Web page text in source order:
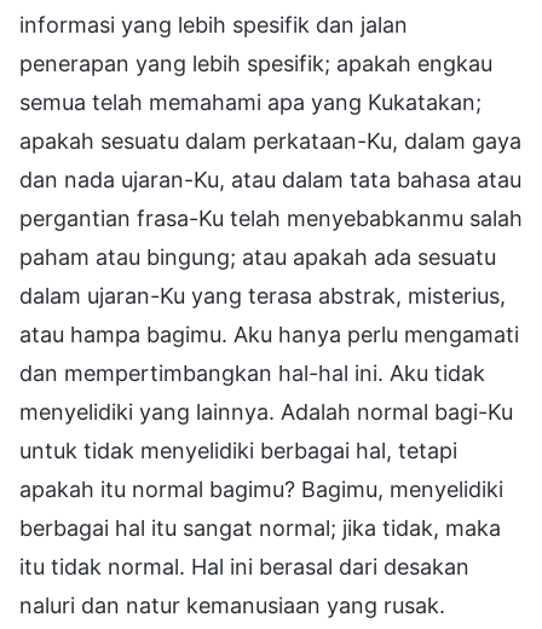
informasi yang lebih spesifik dan jalan
penerapan yang lebih spesifik; apakah engkau
semua telah memahami apa yang Kukatakan;
apakah sesuatu dalam perkataan-Ku, dalam gaya
dan nada ujaran-Ku, atau dalam tata bahasa atau
pergantian frasa-Ku telah menyebabkanmu salah
paham atau bingung; atau apakah ada sesuatu
dalam ujaran-Ku yang terasa abstrak, misterius,
atau hampa bagimu. Aku hanya perlu mengamati
dan mempertimbangkan hal-hal ini. Aku tidak
menyelidiki yang lainnya. Adalah normal bagi-Ku
untuk tidak menyelidiki berbagai hal, tetapi
apakah itu normal bagimu? Bagimu, menyelidiki
berbagai hal itu sangat normal; jika tidak, maka
itu tidak normal. Hal ini berasal dari desakan
naluri dan natur kemanusiaan yang rusak.